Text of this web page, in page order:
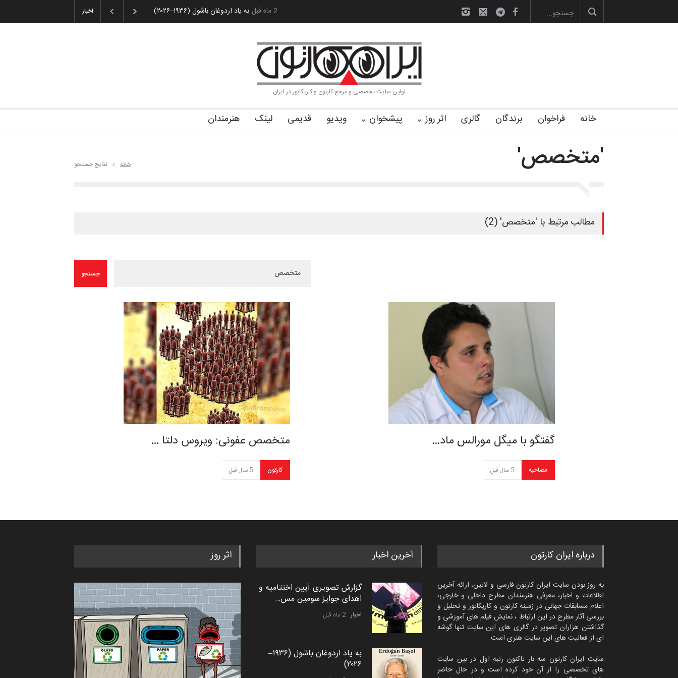
اخبار به یاد اردوغان باشول (۱۹۳۶–۲۰۲۶) رویداد کارگاهی کارتون و پوستر «ایران سربلند»… آغاز دوره‌های تخصصی فصل تابستان 1405 خانه کا… آیین اختتامیه و اهدای جوایز سوم… 2 ماه قبل
اولین سایت تخصصی و مرجع کارتون و کاریکاتور در ایران
خانه فراخوان برندگان گالری اثر روز پیشخوان ویدیو قدیمی لینک هنرمندان
'متخصص' خانه نتایج جستجو
مطالب مرتبط با 'متخصص' (2)
متخصص عفونی: ویروس دلتا …
کارتون 5 سال قبل
گفتگو با میگل مورالس ماد…
مصاحبه 5 سال قبل
درباره ایران کارتون
به روز بودن سایت ایران کارتون فارسی و لاتین، ارائه آخرین
اطلاعات و اخبار، معرفی هنرمندان مطرح داخلی و خارجی،
اعلام مسابقات جهانی در زمینه کارتون و کاریکاتور و تحلیل و
بررسی آثار مطرح در این ارتباط ، نمایش فیلم های آموزشی و
گذاشتن هزاران تصویر در گالری های این سایت تنها گوشه
ای از فعالیت های این سایت هنری است.
سایت ایران کارتون سه بار تاکنون رتبه اول در بین سایت
های تخصصی را از آن خود کرده است و در حال حاضر
آخرین اخبار
گزارش تصویری آیین اختتامیه و
اهدای جوایز سومین مس…
اخبار 2 ماه قبل
به یاد اردوغان باشول (۱۹۳۶–
۲۰۲۶)
اثر روز